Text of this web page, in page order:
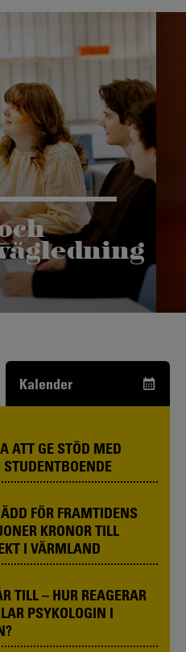
studera? Våra
kan hjälpa
Kalender
ATT GE STÖD MED
FÖR FRAMTIDENS
KRONOR TILL
I VÄRMLAND
TILL – HUR REAGERAR
PSYKOLOGIN I